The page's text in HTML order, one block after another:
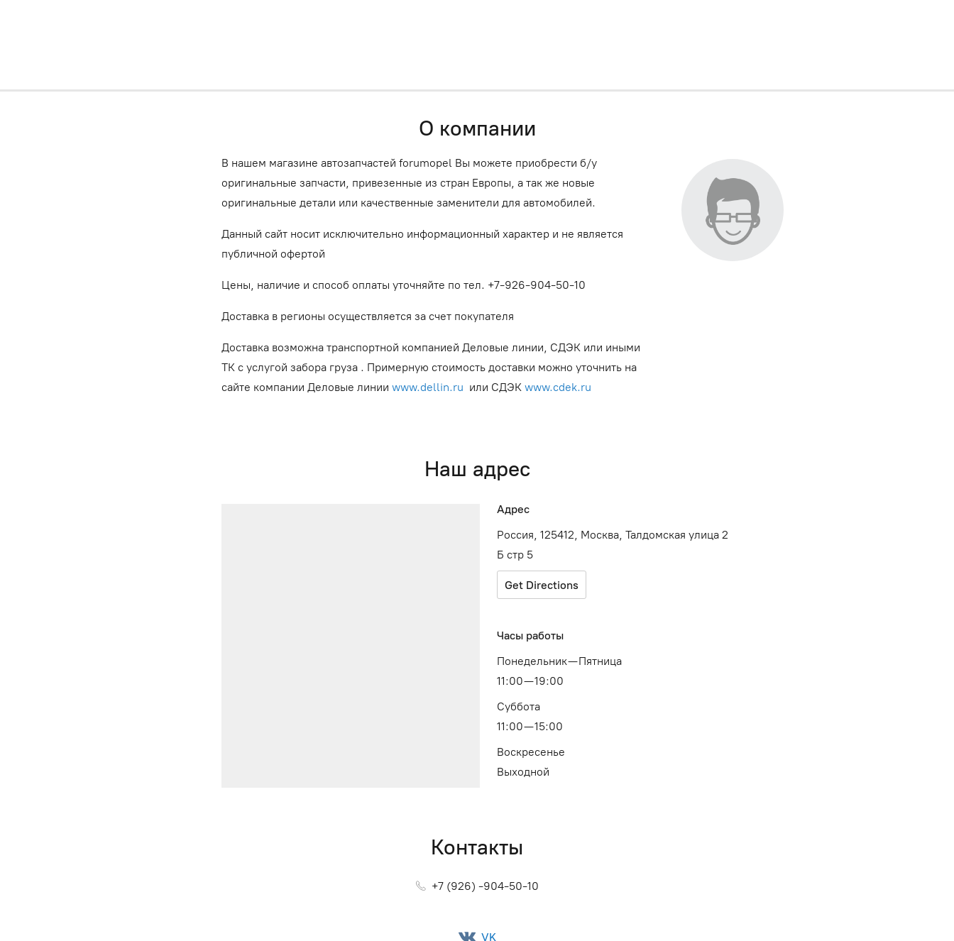
О компании
В нашем магазине автозапчастей forumopel Вы можете приобрести б/у
оригинальные запчасти, привезенные из стран Европы, а так же новые
оригинальные детали или качественные заменители для автомобилей.
Данный сайт носит исключительно информационный характер и не является
публичной офертой
Цены, наличие и способ оплаты уточняйте по тел. +7-926-904-50-10
Доставка в регионы осуществляется за счет покупателя
Доставка возможна транспортной компанией Деловые линии, СДЭК или иными
ТК с услугой забора груза . Примерную стоимость доставки можно уточнить на
сайте компании Деловые линии www.dellin.ru или СДЭК www.cdek.ru
Наш адрес
Адрес
Россия, 125412, Москва, Талдомская улица 2
Б стр 5
Get Directions
Часы работы
Понедельник — Пятница
11:00 — 19:00
Суббота
11:00 — 15:00
Воскресенье
Выходной
Контакты
+7 (926) -904-50-10
VK